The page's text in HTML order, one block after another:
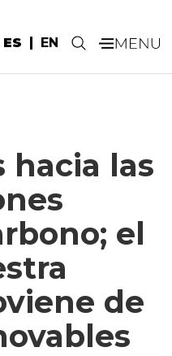
ES EN .
hacia las
el
de